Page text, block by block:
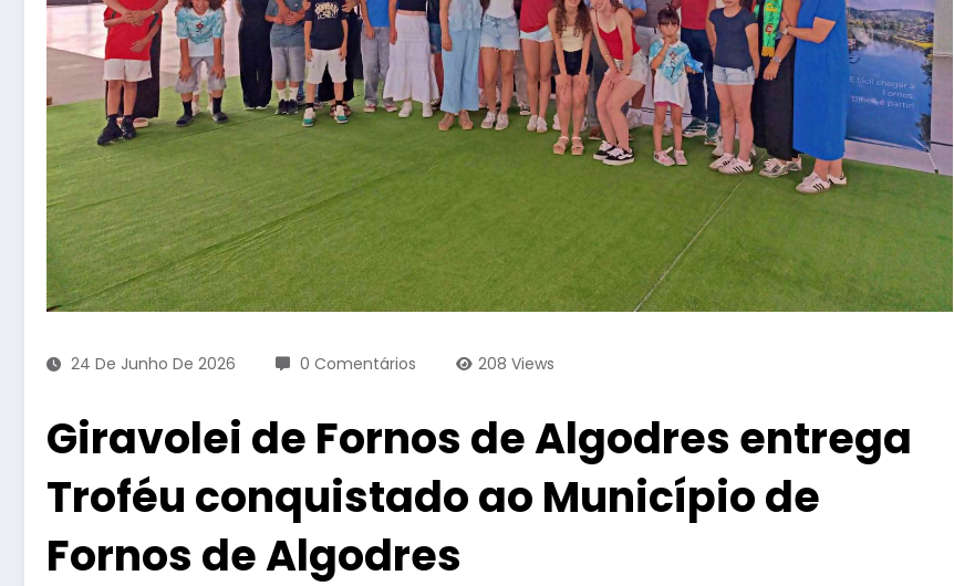
24 De Junho De 2026 0 Comentários 208 Views
Giravolei de Fornos de Algodres entrega
Troféu conquistado ao Município de
Fornos de Algodres